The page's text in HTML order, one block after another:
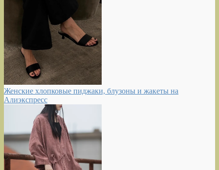
Женские хлопковые пиджаки, блузоны и жакеты на
Алиэкспресс